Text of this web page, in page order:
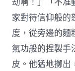
劫啊！」「不准
家對待信仰般的
度，從旁邊的麵
氣功般的捏製手
皮。他猛地擲出